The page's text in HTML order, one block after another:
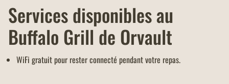
Services disponibles au
Buffalo Grill de Orvault
WiFi gratuit pour rester connecté pendant votre repas.